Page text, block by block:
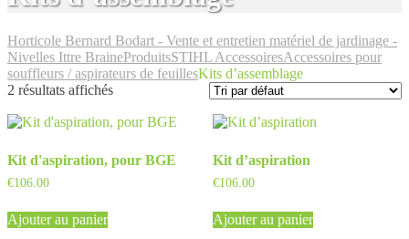
Horticole Bernard Bodart - Vente et entretien matériel de jardinage -
Nivelles Ittre BraineProduitsSTIHL AccessoiresAccessoires pour
souffleurs / aspirateurs de feuillesKits d’assemblage
2 résultats affichés
Kit d'aspiration, pour BGE
€106.00
Ajouter au panier
Kit d’aspiration
€106.00
Ajouter au panier